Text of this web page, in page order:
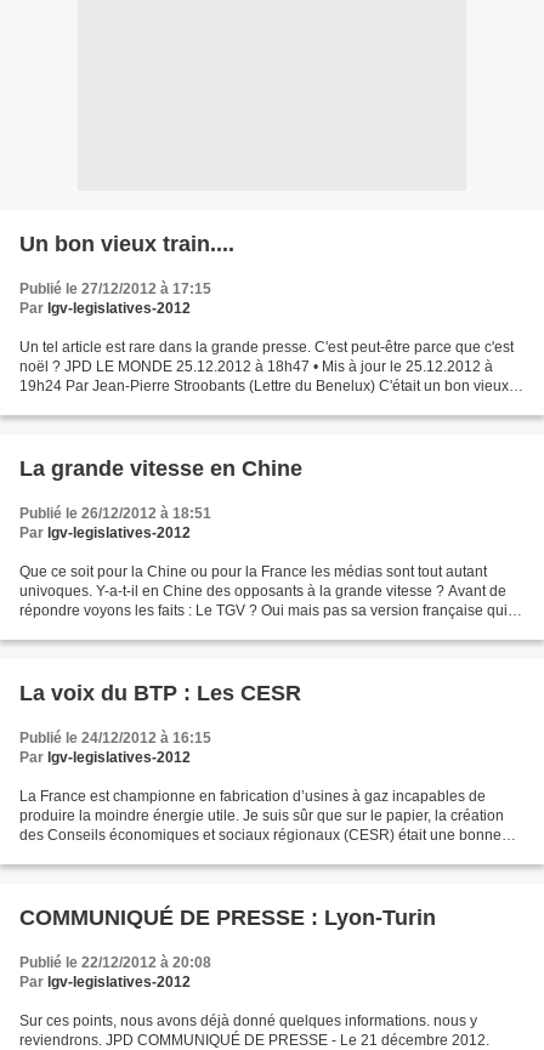
Un bon vieux train....
Publié le 27/12/2012 à 17:15
Par lgv-legislatives-2012
Un tel article est rare dans la grande presse. C'est peut-être parce que c'est
noël ? JPD LE MONDE 25.12.2012 à 18h47 • Mis à jour le 25.12.2012 à
19h24 Par Jean-Pierre Stroobants (Lettre du Benelux) C'était un bon vieux
La grande vitesse en Chine
Publié le 26/12/2012 à 18:51
Par lgv-legislatives-2012
Que ce soit pour la Chine ou pour la France les médias sont tout autant
univoques. Y-a-t-il en Chine des opposants à la grande vitesse ? Avant de
répondre voyons les faits : Le TGV ? Oui mais pas sa version française qui
La voix du BTP : Les CESR
Publié le 24/12/2012 à 16:15
Par lgv-legislatives-2012
La France est championne en fabrication d’usines à gaz incapables de
produire la moindre énergie utile. Je suis sûr que sur le papier, la création
des Conseils économiques et sociaux régionaux (CESR) était une bonne
COMMUNIQUÉ DE PRESSE : Lyon-Turin
Publié le 22/12/2012 à 20:08
Par lgv-legislatives-2012
Sur ces points, nous avons déjà donné quelques informations. nous y
reviendrons. JPD COMMUNIQUÉ DE PRESSE - Le 21 décembre 2012.